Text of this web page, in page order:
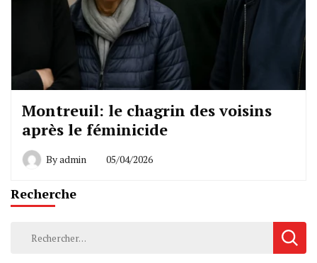
Montreuil: le chagrin des voisins
après le féminicide
Byadmin 05/04/2026
Recherche
Rechercher :